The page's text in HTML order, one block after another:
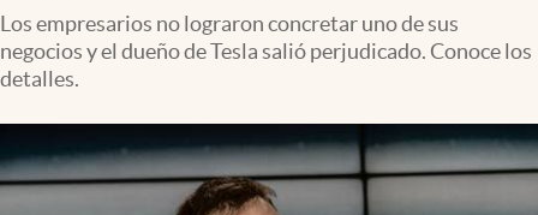
Tv
Clima
Espiritualidad
Mediakit
Los empresarios no lograron concretar uno de sus
negocios y el dueño de Tesla salió perjudicado. Conoce los
detalles.